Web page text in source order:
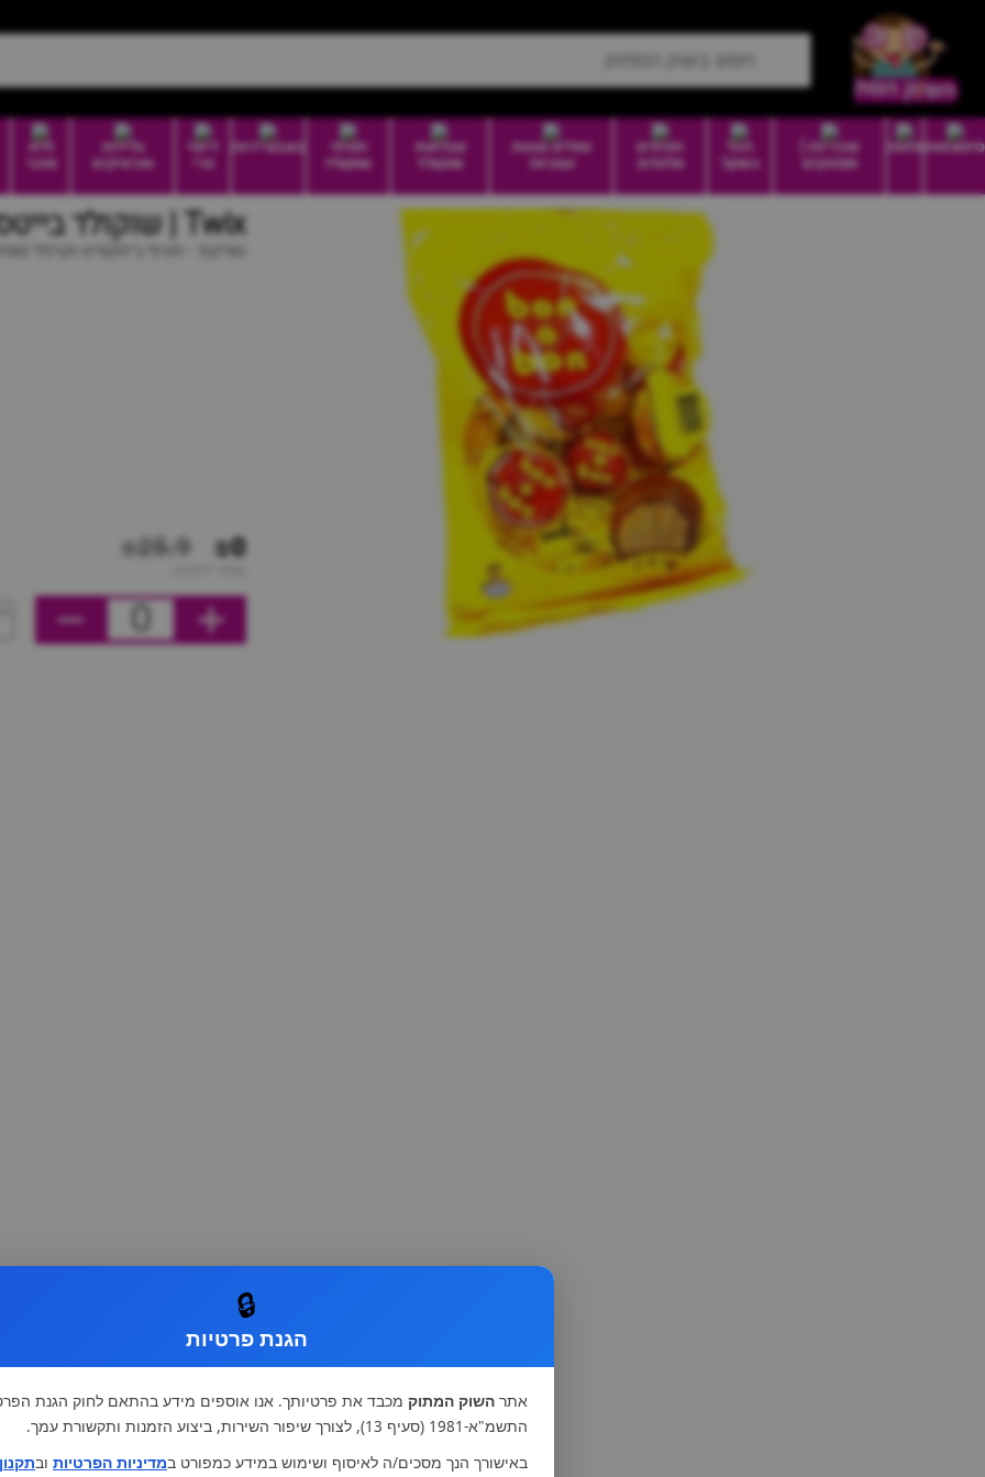
סיטונאותמזווה
סוכריות |
ממתקים
הכל
בשקל
חטיפים
מלוחים
וופלים עוגות
ועוגיות
טבלאות
שוקולד
חטיפי
שוקולד
בונבוניירות
דיוטי
פרי
גלידות
וארטיקים
ללא
סוכר
Twix | שוקולד בייטס טוויקס
טוויקס - חטיף ביסקוויט וקרמל
₪0
₪25.9
0
🔒
הגנת פרטיות
אתר השוק המתוק מכבד את פרטיותך. אנו אוספים מידע בהתאם לחוק הגנת
התשמ"א-1981 (סעיף 13), לצורך שיפור השירות, ביצוע הזמנות ותקשורת עמך.
באישורך הנך מסכים/ה לאיסוף ושימוש במידע כמפורט במדיניות הפרטיות ובתקנון